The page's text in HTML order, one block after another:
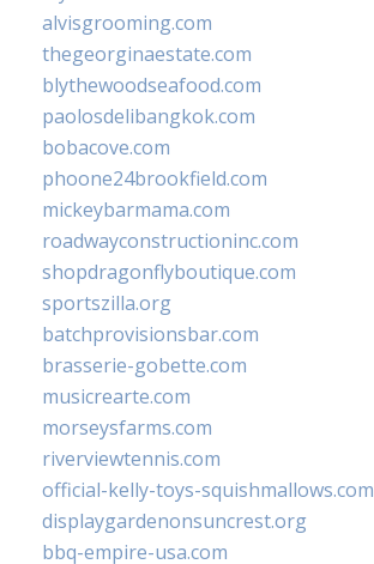
alvisgrooming.com
thegeorginaestate.com
blythewoodseafood.com
paolosdelibangkok.com
bobacove.com
phoone24brookfield.com
mickeybarmama.com
roadwayconstructioninc.com
shopdragonflyboutique.com
sportszilla.org
batchprovisionsbar.com
brasserie-gobette.com
musicrearte.com
morseysfarms.com
riverviewtennis.com
official-kelly-toys-squishmallows.com
displaygardenonsuncrest.org
bbq-empire-usa.com